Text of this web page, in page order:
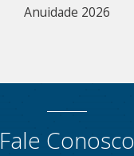
Anuidade 2026
Fale Conosco